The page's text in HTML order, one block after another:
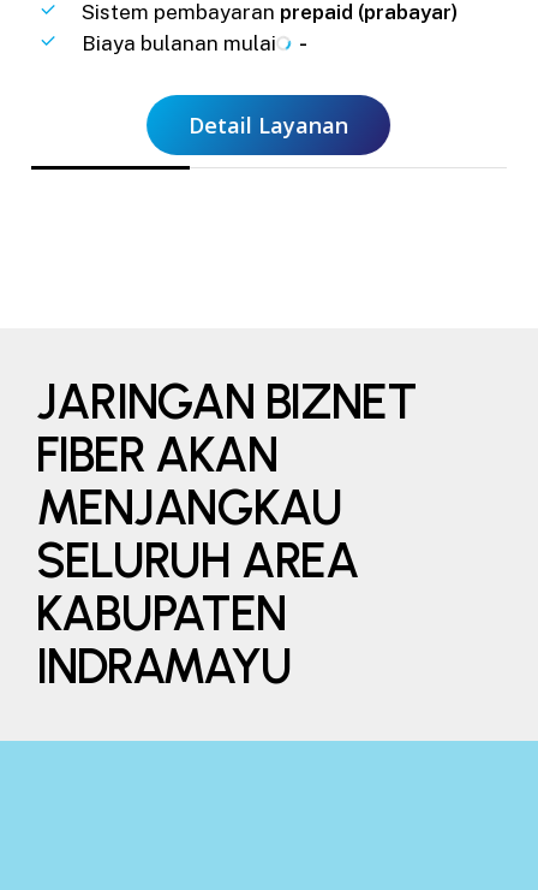
Sistem pembayaran prepaid (prabayar)
Biaya bulanan mulai
-
Detail Layanan
JARINGAN BIZNET
FIBER AKAN
MENJANGKAU
SELURUH AREA
KABUPATEN
INDRAMAYU